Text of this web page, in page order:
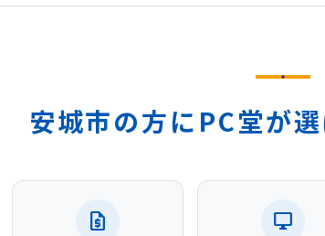
安城市の方にPC堂が
request_quote desktop_windows